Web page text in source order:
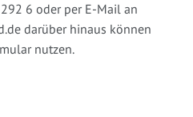
6 oder per E-Mail an
darüber hinaus können
nutzen.